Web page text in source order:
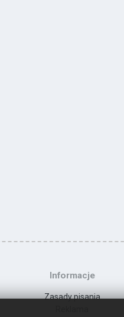
Informacje
Zasady pisania